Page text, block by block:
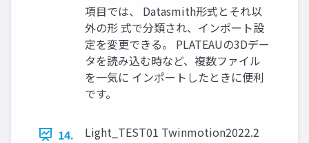
項目では、 Datasmith形式とそれ以
外の形 式で分類され、インポート設
定を変更できる。 PLATEAUの3Dデー
タを読み込む時など、複数ファイル
を一気に インポートしたときに便利
です。
14.
Light_TEST01 Twinmotion2022.2